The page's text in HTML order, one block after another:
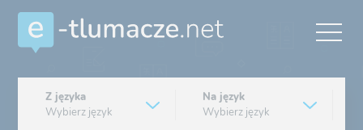
Z języka
Wybierz język
Na język
Wybierz język